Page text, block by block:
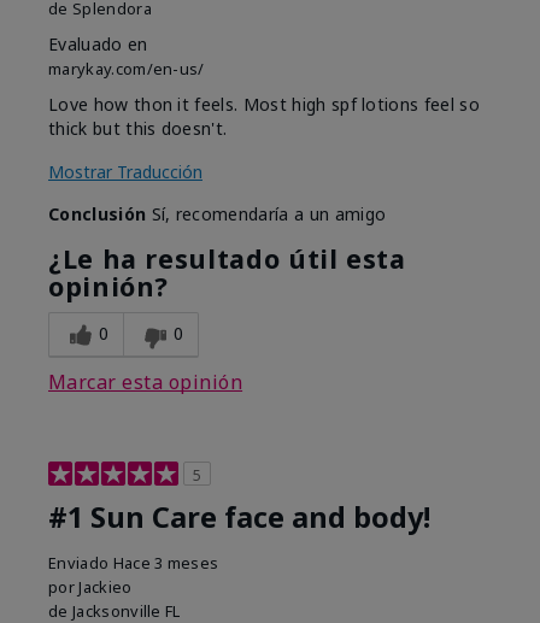
de Splendora
Evaluado en
marykay.com/en-us/
Love how thon it feels. Most high spf lotions feel so
thick but this doesn't.
Mostrar Traducción
Conclusión Sí, recomendaría a un amigo
¿Le ha resultado útil esta
opinión?
0 0
Marcar esta opinión
5
#1 Sun Care face and body!
Enviado Hace 3 meses
por Jackieo
de Jacksonville FL